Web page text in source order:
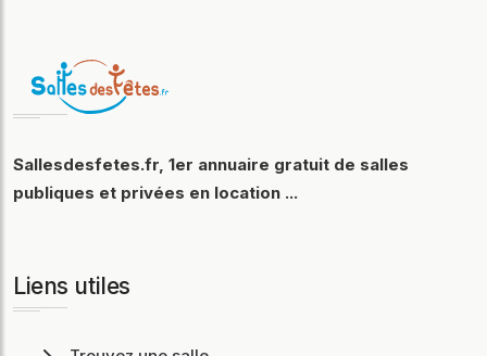
Sallesdesfetes.fr, 1er annuaire gratuit de salles
publiques et privées en location ...
Liens utiles